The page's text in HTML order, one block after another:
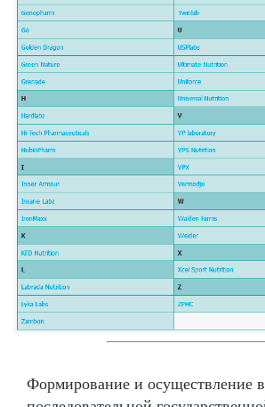
Формирование и осуществление